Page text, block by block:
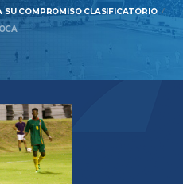
SU COMPROMISO CLASIFICATORIO